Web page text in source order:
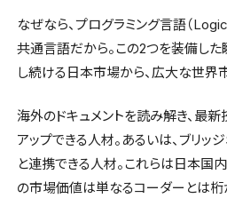
なぜなら、プログラミング言語（
共通言語だから。この2つを装備し
し続ける日本市場から、広大な世界
海外のドキュメントを読み解き、最
アップできる人材。あるいは、ブリッ
と連携できる人材。これらは日本国
の市場価値は単なるコーダーとは桁